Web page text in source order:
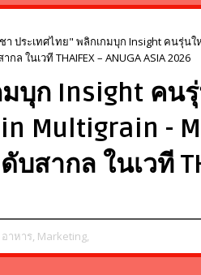
า ประเทศไทย" พลิกเกมบุก Insight คนรุ่น
ในเวที THAIFEX – ANUGA ASIA 2026
บุก Insight คน
Multigrain -
สากล ในเวที
อาหาร, Marketing,